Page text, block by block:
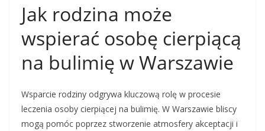
Jak rodzina może
wspierać osobę cierpiącą
na bulimię w Warszawie
Wsparcie rodziny odgrywa kluczową rolę w procesie
leczenia osoby cierpiącej na bulimię. W Warszawie bliscy
mogą pomóc poprzez stworzenie atmosfery akceptacji i